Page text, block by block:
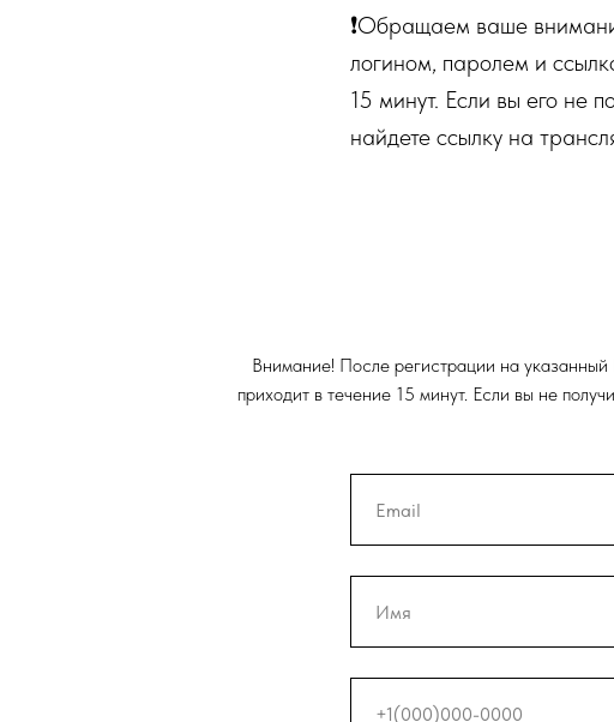
❗️Обращаем ваше
логином, паролем и
15 минут. Если вы его не
найдете ссылку на
Внимание! После регистрации на
приходит в течение 15 минут. Если вы не